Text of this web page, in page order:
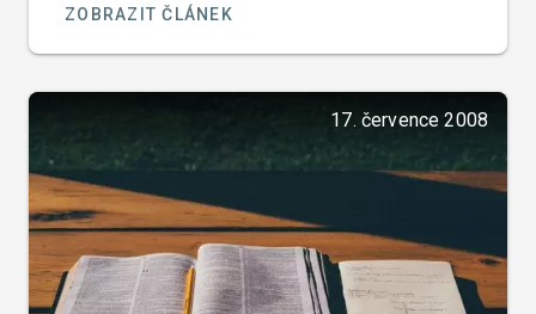
ZOBRAZIT ČLÁNEK
17. července 2008